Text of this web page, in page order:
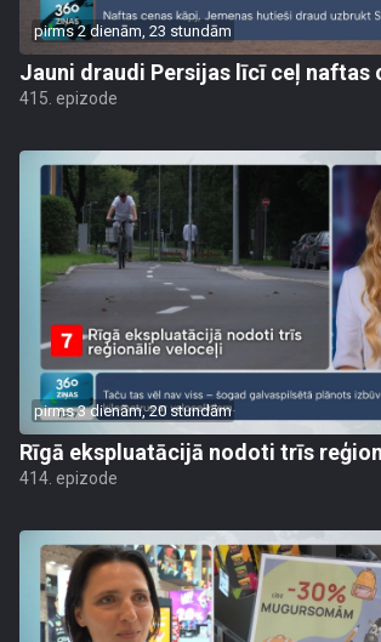
pirms 2 dienām, 23 stundām
Jauni draudi Persijas līcī ceļ naftas
415. epizode
pirms 3 dienām, 20 stundām
Rīgā ekspluatācijā nodoti trīs
414. epizode